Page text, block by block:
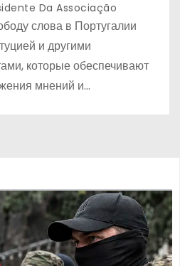
Da Associação
слова в Португалии
и другими
которые обеспечивают
мнений и…